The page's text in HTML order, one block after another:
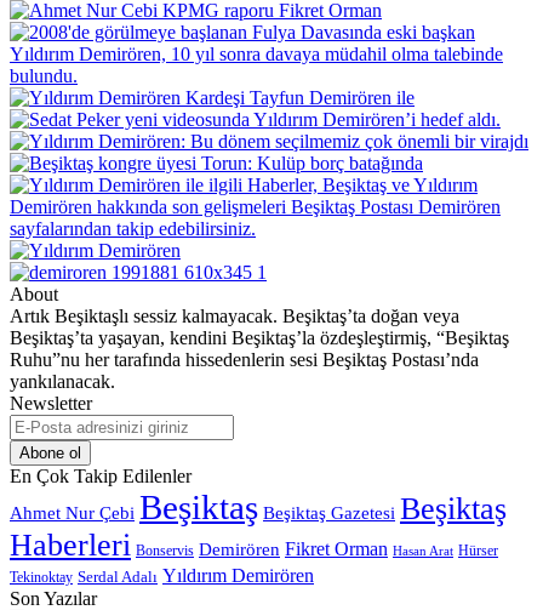
About
Artık Beşiktaşlı sessiz kalmayacak. Beşiktaş’ta doğan veya
Beşiktaş’ta yaşayan, kendini Beşiktaş’la özdeşleştirmiş, “Beşiktaş
Ruhu”nu her tarafında hissedenlerin sesi Beşiktaş Postası’nda
yankılanacak.
Newsletter
E-
Posta
adresinizi
giriniz
En Çok Takip Edilenler
Ahmet Nur Çebi Beşiktaş Beşiktaş Gazetesi Beşiktaş
Haberleri Bonservis Demirören Fikret Orman Hasan Arat Hürser
Tekinoktay Serdal Adalı Yıldırım Demirören
Son Yazılar